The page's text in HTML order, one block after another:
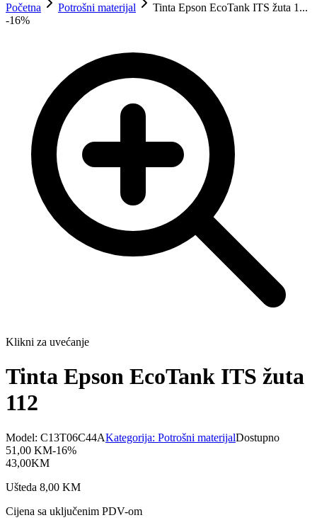
Početna
Potrošni materijal
Tinta Epson EcoTank ITS žuta 1...
-16%
Klikni za uvećanje
Tinta Epson EcoTank ITS žuta
112
Model: C13T06C44AKategorija: Potrošni materijalDostupno
51,00 KM-16%
43,00KM
Ušteda 8,00 KM
Cijena sa uključenim PDV-om